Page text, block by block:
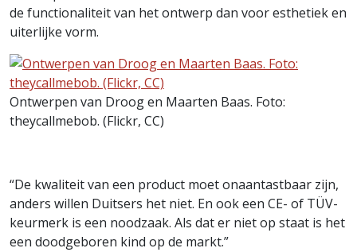
de functionaliteit van het ontwerp dan voor esthetiek en
uiterlijke vorm.
Ontwerpen van Droog en Maarten Baas. Foto:
theycallmebob. (Flickr, CC)
“De kwaliteit van een product moet onaantastbaar zijn,
anders willen Duitsers het niet. En ook een CE- of TÜV-
keurmerk is een noodzaak. Als dat er niet op staat is het
een doodgeboren kind op de markt.”